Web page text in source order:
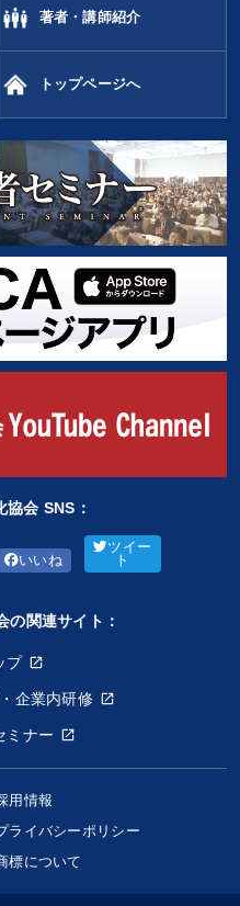
著者・講師紹介
トップページへ
協会 SNS：
いいね
ツイー
ト
の関連サイト：
プ
企業内研修
ミナー
用情報
ライバシーポリシー
標について